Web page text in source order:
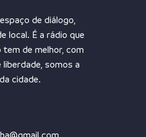
de diálogo,
local. É a rádio que
tem de melhor, com
somos a
cidade.